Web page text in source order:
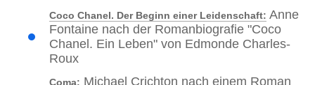
Coco Chanel. Der Beginn einer Leidenschaft: Anne
Fontaine nach der Romanbiografie "Coco
Chanel. Ein Leben" von Edmonde Charles-
Roux
Coma: Michael Crichton nach einem Roman